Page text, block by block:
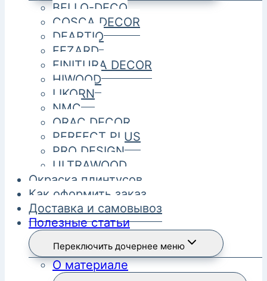
BELLO-DECO
COSCA DECOR
DEARTIO
FEZARD
FINITURA DECOR
HIWOOD
LIKORN
NMC
ORAC DECOR
PERFECT PLUS
PRO DESIGN
ULTRAWOOD
Окраска плинтусов
Как оформить заказ
Доставка и самовывоз
Полезные статьи
Переключить дочернее меню
О материале